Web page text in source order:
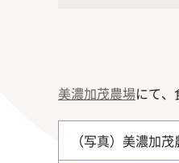
旧課
美濃加茂農場にて、
（写真）美濃加